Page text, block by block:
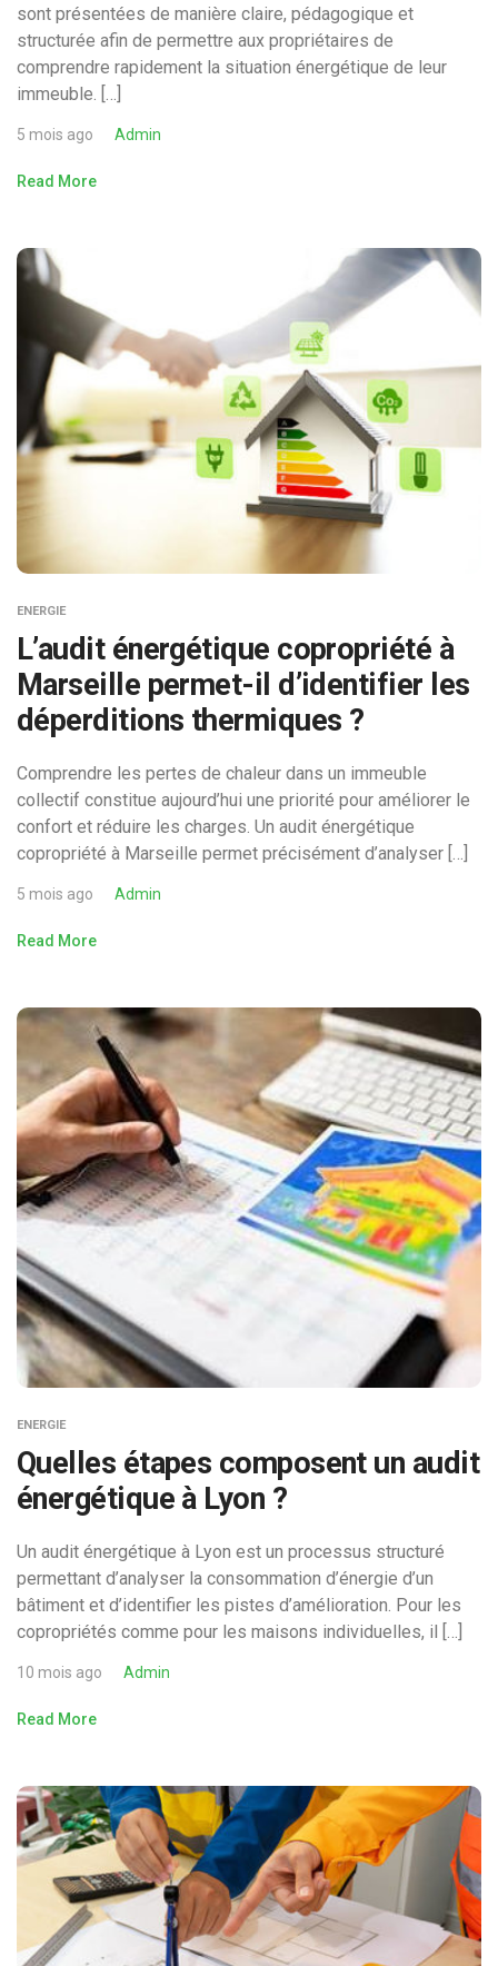
sont présentées de manière claire, pédagogique et
structurée afin de permettre aux propriétaires de
comprendre rapidement la situation énergétique de leur
immeuble. […]
5 mois ago Admin
Read More
ENERGIE
L’audit énergétique copropriété à
Marseille permet-il d’identifier les
déperditions thermiques ?
Comprendre les pertes de chaleur dans un immeuble
collectif constitue aujourd’hui une priorité pour améliorer le
confort et réduire les charges. Un audit énergétique
copropriété à Marseille permet précisément d’analyser […]
5 mois ago Admin
Read More
ENERGIE
Quelles étapes composent un audit
énergétique à Lyon ?
Un audit énergétique à Lyon est un processus structuré
permettant d’analyser la consommation d’énergie d’un
bâtiment et d’identifier les pistes d’amélioration. Pour les
copropriétés comme pour les maisons individuelles, il […]
10 mois ago Admin
Read More